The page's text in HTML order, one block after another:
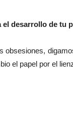
el desarrollo de tu
obsesiones,
el papel por el